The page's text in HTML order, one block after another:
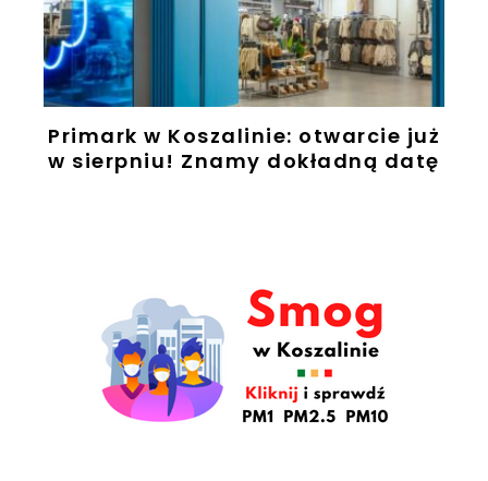
Primark w Koszalinie: otwarcie już
w sierpniu! Znamy dokładną datę